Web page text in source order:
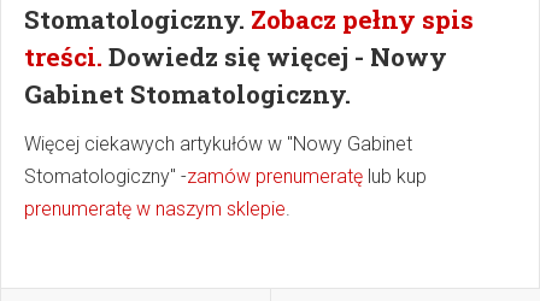
Stomatologiczny. Zobacz pełny spis
treści. Dowiedz się więcej - Nowy
Gabinet Stomatologiczny.
Więcej ciekawych artykułów w "Nowy Gabinet
Stomatologiczny" -zamów prenumeratę lub kup
prenumeratę w naszym sklepie.